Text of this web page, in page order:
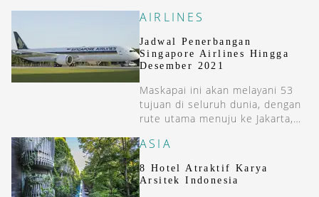
AIRLINES
Jadwal Penerbangan
Singapore Airlines Hingga
Desember 2021
Maskapai ini akan melayani 53
tujuan di seluruh dunia, dengan
rute utama menuju ke Jakarta,
London Heathrow.
ASIA
8 Hotel Atraktif Karya
Arsitek Indonesia